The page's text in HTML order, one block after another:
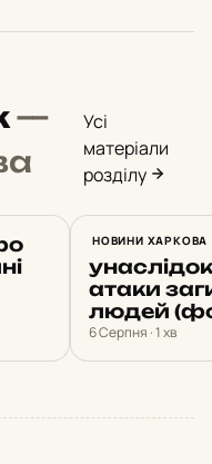
—
Усі
матеріали
розділу
НОВИНИ ХАРКОВА
Нічний
атаки
людей
6 Серпня · 1 хв